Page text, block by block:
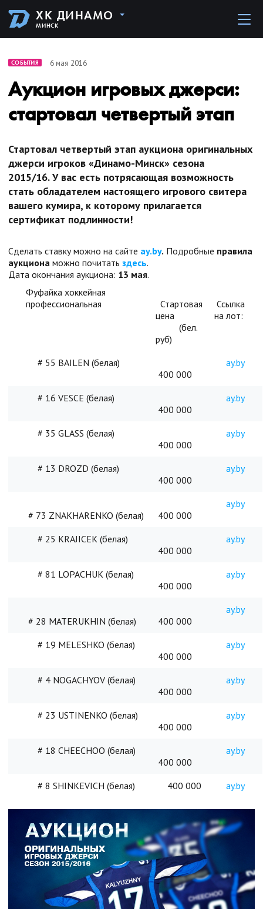
ХК ДИНАМО
МИНСК
СОБЫТИЯ 6 мая 2016
Аукцион игровых джерси:
стартовал четвертый этап
Стартовал четвертый этап аукциона оригинальных
джерси игроков «Динамо-Минск» сезона
2015/16. У вас есть потрясающая возможность
стать обладателем настоящего игрового свитера
вашего кумира, к которому прилагается
сертификат подлинности!
Сделать ставку можно на сайте ay.by. Подробные правила
аукциона можно почитать здесь.
Дата окончания аукциона: 13 мая.
Фуфайка хоккейная
профессиональная
Стартовая
цена
(бел.
руб)
Ссылка
на лот:
# 55 BAILEN (белая)
400 000
ay.by
# 16 VESCE (белая)
400 000
ay.by
# 35 GLASS (белая)
400 000
ay.by
# 13 DROZD (белая)
400 000
ay.by
# 73 ZNAKHARENKO (белая) 400 000
ay.by
# 25 KRAJICEK (белая)
400 000
ay.by
# 81 LOPACHUK (белая)
400 000
ay.by
# 28 MATERUKHIN (белая) 400 000
ay.by
# 19 MELESHKO (белая)
400 000
ay.by
# 4 NOGACHYOV (белая)
400 000
ay.by
# 23 USTINENKO (белая)
400 000
ay.by
# 18 CHEECHOO (белая)
400 000
ay.by
# 8 SHINKEVICH (белая) 400 000 ay.by